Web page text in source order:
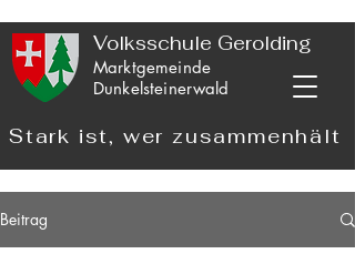
Volksschule Gerolding
Marktgemeinde
Dunkelsteinerwald
Stark ist, wer zusammenhält
Beitrag